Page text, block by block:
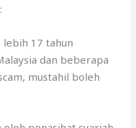
lebih 17 tahun
dan beberapa
mustahil boleh